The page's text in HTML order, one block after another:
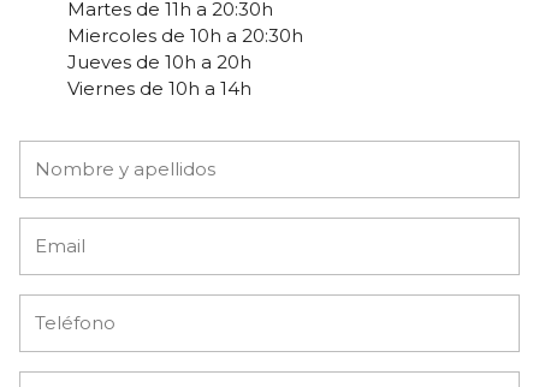
Martes de 11h a 20:30h
Miercoles de 10h a 20:30h
Jueves de 10h a 20h
Viernes de 10h a 14h